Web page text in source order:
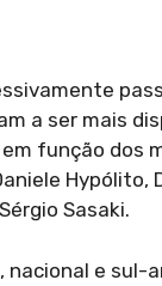
a ser mais
função dos
Hypólito,
Sasaki.
nacional e sul-